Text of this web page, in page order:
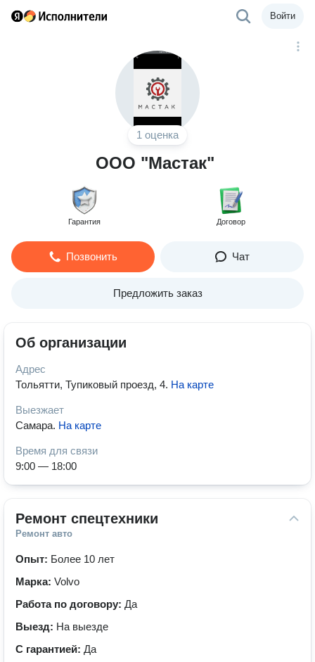
Войти
1 оценка
ООО "Мастак"
Гарантия Договор
Позвонить Чат
Предложить заказ
Об организации
Адрес
Тольятти, Тупиковый проезд, 4. На карте
Выезжает
Самара. На карте
Время для связи
9:00 — 18:00
Ремонт спецтехники
Ремонт авто
Опыт: Более 10 лет
Марка: Volvo
Работа по договору: Да
Выезд: На выезде
С гарантией: Да